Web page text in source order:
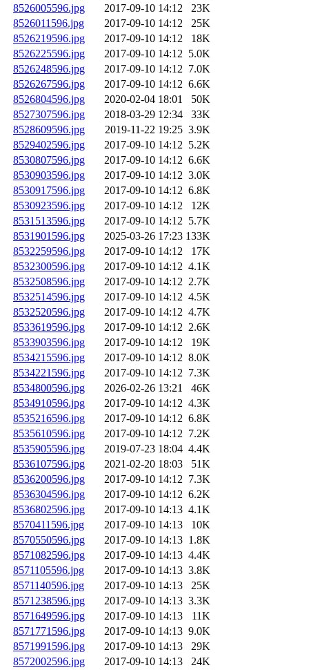
8526005596.jpg
2017-09-10 14:12
23K
8526011596.jpg
2017-09-10 14:12
25K
8526219596.jpg
2017-09-10 14:12
18K
8526225596.jpg
2017-09-10 14:12 5.0K
8526248596.jpg
2017-09-10 14:12 7.0K
8526267596.jpg
2017-09-10 14:12 6.6K
8526804596.jpg
2020-02-04 18:01
50K
8527307596.jpg
2018-03-29 12:34
33K
8528609596.jpg
2019-11-22 19:25 3.9K
8529402596.jpg
2017-09-10 14:12 5.2K
8530807596.jpg
2017-09-10 14:12 6.6K
8530903596.jpg
2017-09-10 14:12 3.0K
8530917596.jpg
2017-09-10 14:12 6.8K
8530923596.jpg
2017-09-10 14:12
12K
8531513596.jpg
2017-09-10 14:12 5.7K
8531901596.jpg
2025-03-26 17:23 133K
8532259596.jpg
2017-09-10 14:12
17K
8532300596.jpg
2017-09-10 14:12 4.1K
8532508596.jpg
2017-09-10 14:12 2.7K
8532514596.jpg
2017-09-10 14:12 4.5K
8532520596.jpg
2017-09-10 14:12 4.7K
8533619596.jpg
2017-09-10 14:12 2.6K
8533903596.jpg
2017-09-10 14:12
19K
8534215596.jpg
2017-09-10 14:12 8.0K
8534221596.jpg
2017-09-10 14:12 7.3K
8534800596.jpg
2026-02-26 13:21
46K
8534910596.jpg
2017-09-10 14:12 4.3K
8535216596.jpg
2017-09-10 14:12 6.8K
8535610596.jpg
2017-09-10 14:12 7.2K
8535905596.jpg
2019-07-23 18:04 4.4K
8536107596.jpg
2021-02-20 18:03
51K
8536200596.jpg
2017-09-10 14:12 7.3K
8536304596.jpg
2017-09-10 14:12 6.2K
8536802596.jpg
2017-09-10 14:13 4.1K
8570411596.jpg
2017-09-10 14:13
10K
8570550596.jpg
2017-09-10 14:13 1.8K
8571082596.jpg
2017-09-10 14:13 4.4K
8571105596.jpg
2017-09-10 14:13 3.8K
8571140596.jpg
2017-09-10 14:13
25K
8571238596.jpg
2017-09-10 14:13 3.3K
8571649596.jpg
2017-09-10 14:13
11K
8571771596.jpg
2017-09-10 14:13 9.0K
8571991596.jpg
2017-09-10 14:13
29K
8572002596.jpg
2017-09-10 14:13
24K